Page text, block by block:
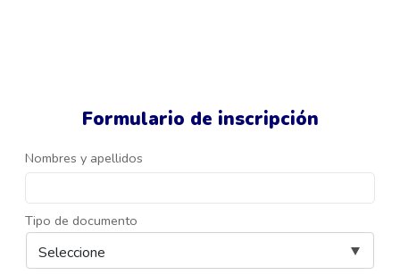
Formulario de inscripción
Nombres y apellidos
Tipo de documento